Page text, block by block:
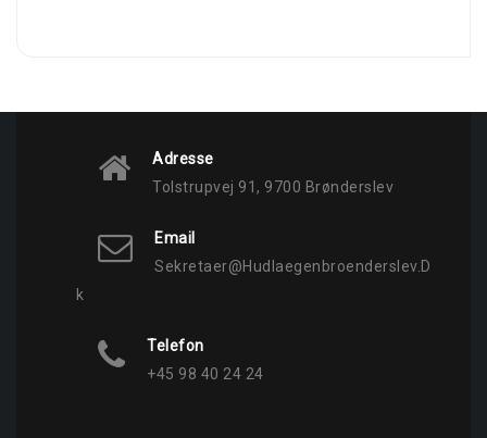
Adresse
Tolstrupvej 91, 9700 Brønderslev
Email
Sekretaer@hudlaegenbroenderslev.d
K
Telefon
+45 98 40 24 24